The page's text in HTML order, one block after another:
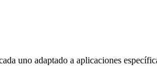
uno adaptado a aplicaciones